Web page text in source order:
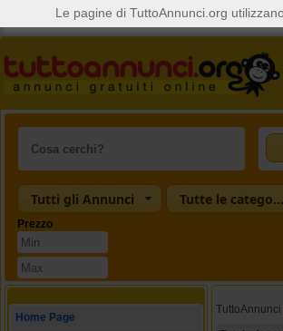
Tutti gli Annunci Tutte le categorie
Prezzo
Home Page
TuttoAnnunci
Le pagine di TuttoAnnunci.org